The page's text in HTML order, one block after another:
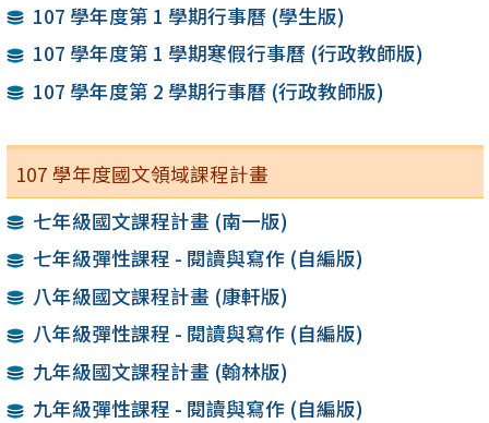
107 學年度第 1 學期行事曆 (學生版)
107 學年度第 1 學期寒假行事曆 (行政教師版)
107 學年度第 2 學期行事曆 (行政教師版)
107 學年度國文領域課程計畫
七年級國文課程計畫 (南一版)
七年級彈性課程 - 閱讀與寫作 (自編版)
八年級國文課程計畫 (康軒版)
八年級彈性課程 - 閱讀與寫作 (自編版)
九年級國文課程計畫 (翰林版)
九年級彈性課程 - 閱讀與寫作 (自編版)